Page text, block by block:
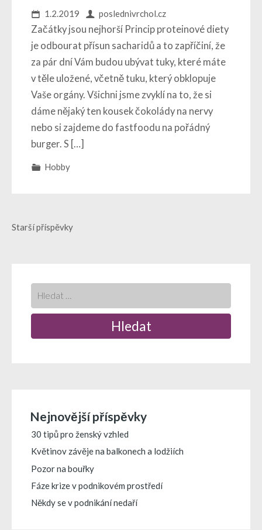
1.2.2019 poslednivrchol.cz
Začátky jsou nejhorší Princip proteinové diety
je odbourat přísun sacharidů a to zapříčiní, že
za pár dní Vám budou ubývat tuky, které máte
v těle uložené, včetně tuku, který obklopuje
Vaše orgány. Všichni jsme zvyklí na to, že si
dáme nějaký ten kousek čokolády na nervy
nebo si zajdeme do fastfoodu na pořádný
burger. S […]
Hobby
Navigace
příspěvky
Starší příspěvky
Nejnovější příspěvky
30 tipů pro ženský vzhled
Květinov závěje na balkonech a lodžiích
Pozor na bouřky
Fáze krize v podnikovém prostředí
Někdy se v podnikání nedaří